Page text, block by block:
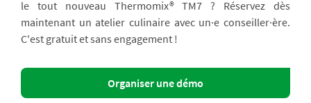
le tout nouveau Thermomix® TM7 ? Réservez dès
maintenant un atelier culinaire avec un·e conseiller·ère.
C'est gratuit et sans engagement !
Organiser une démo